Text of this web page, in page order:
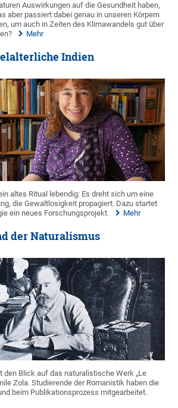
Auswirkungen auf die Gesundheit haben,
aber passiert dabei genau in unseren Körpern
um auch in Zeiten des Klimawandels gut über
Mehr
Indien
altes Ritual lebendig: Es dreht sich um eine
die Gewaltlosigkeit propagiert. Dazu startet
ein neues Forschungsprojekt.
Mehr
der Naturalismus
den Blick auf das naturalistische Werk „Le
Zola. Studierende der Romanistik haben die
beim Publikationsprozess mitgearbeitet.